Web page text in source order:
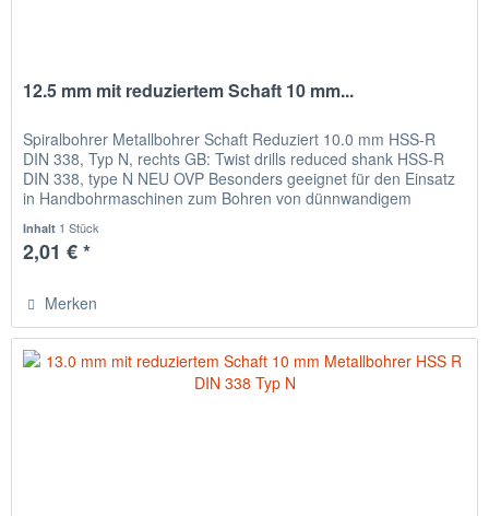
12.5 mm mit reduziertem Schaft 10 mm...
Spiralbohrer Metallbohrer Schaft Reduziert 10.0 mm HSS-R
DIN 338, Typ N, rechts GB: Twist drills reduced shank HSS-R
DIN 338, type N NEU OVP Besonders geeignet für den Einsatz
in Handbohrmaschinen zum Bohren von dünnwandigem
Inhalt 1 Stück
2,01 € *
Merken